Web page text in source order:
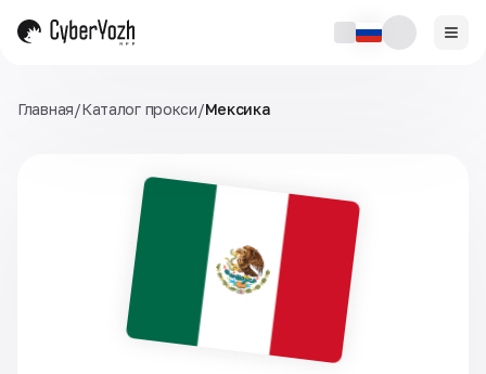
Главная/Каталог прокси/Мексика